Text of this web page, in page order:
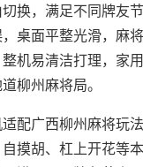
换，满足不同牌友
桌面平整光滑，麻将
机易清洁打理，家用
柳州麻将局。
配广西柳州麻将玩
摸胡、杠上开花等